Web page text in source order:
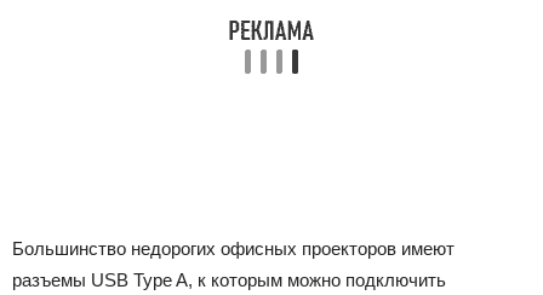
Большинство недорогих офисных проекторов имеют
разъемы USB Type A, к которым можно подключить